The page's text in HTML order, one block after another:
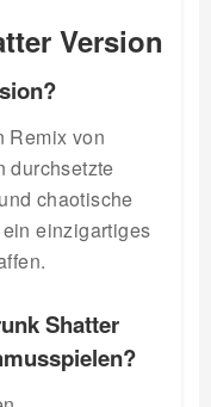
Version
Remix von
durchsetzte
chaotische
einzigartiges
Shatter